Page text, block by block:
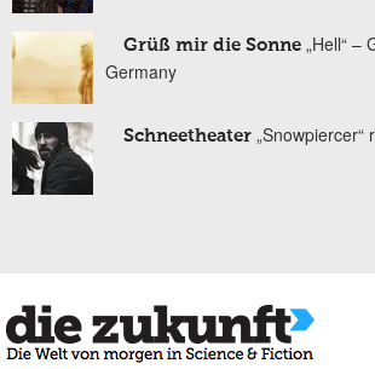
Grüß mir die Sonne „Hell“ –
Germany
Schneetheater „Snowpiercer“